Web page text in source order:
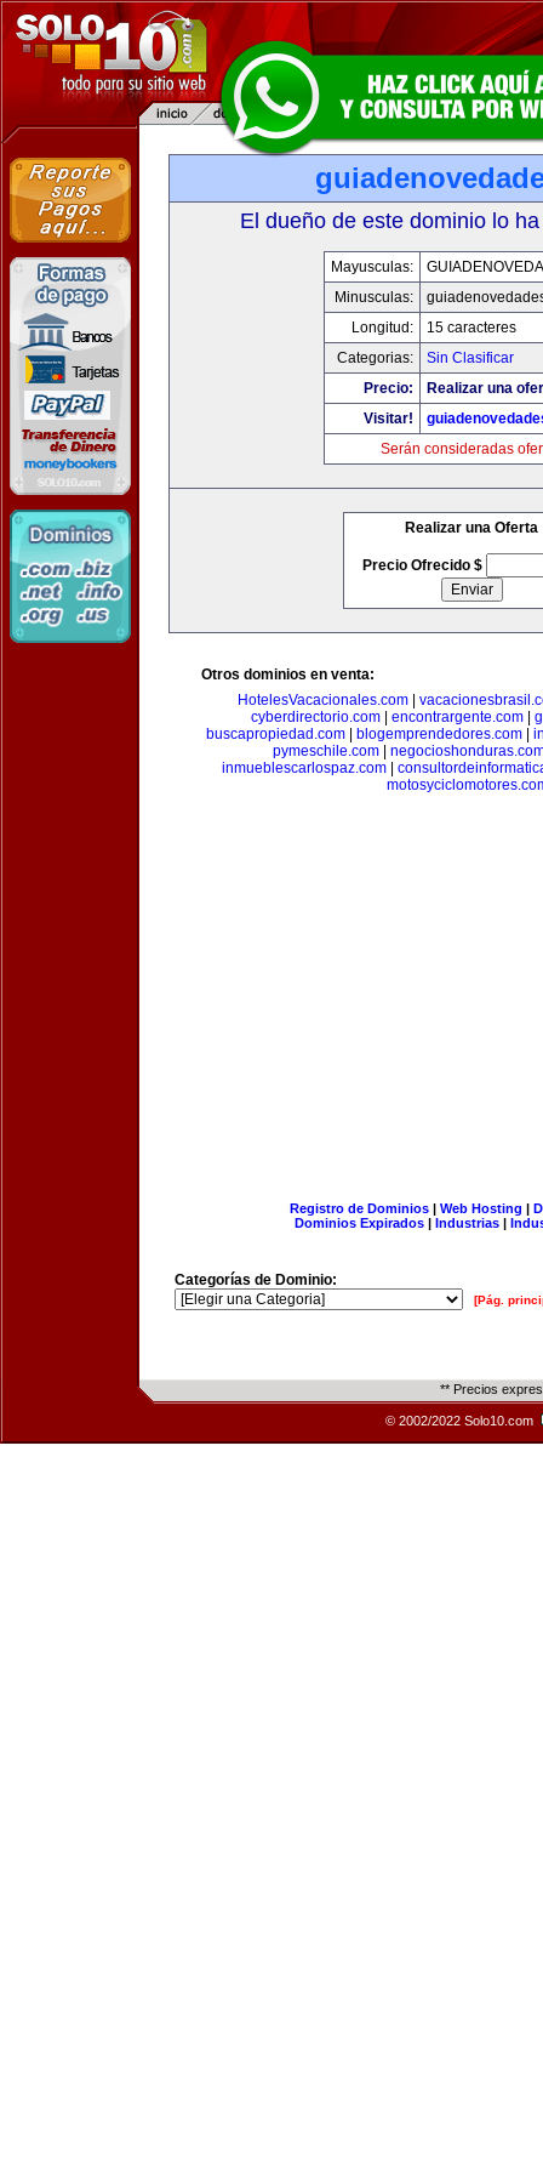
El dueño de este dominio lo
Mayusculas:
Minusculas:
Longitud:
15 caracteres
Categorias:
Sin Clasificar
Precio:
Realizar una
Visitar!
Serán consideradas
Realizar una Oferta
Precio Ofrecido $
Otros dominios en venta:
HotelesVacacionales.com|
cyberdirectorio.com| encontrargente.com|
buscapropiedad.com| blogemprendedores.com|
pymeschile.com|
inmueblescarlospaz.com|
Registro de Dominios| Web Hosting |
Dominios Expirados | Industrias |
Categorías de Dominio:
[Pág.
** Precios
© 2002/2022 Solo10.com